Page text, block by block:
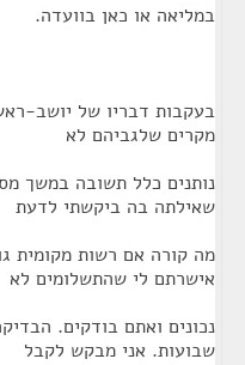
במליאה או כאן בוועדה.
בעקבות דבריו של יושב-
מקרים שלגביהם לא
נותנים כלל תשובה במשך
שאילתה בה ביקשתי לדעת
מה קורה אם רשות מקומית
אישרתם לי שהתשלומים לא
נכונים ואתם בודקים.
שבועות. אני מבקש לקבל